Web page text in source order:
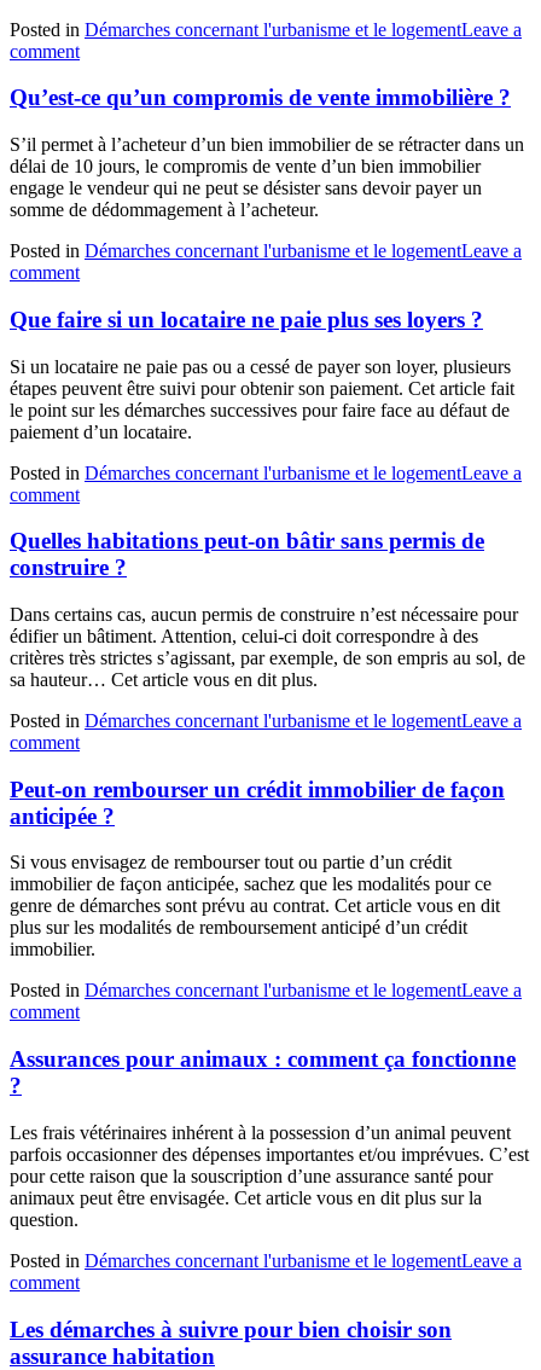
Posted in Démarches concernant l'urbanisme et le logementLeave a
comment
Qu’est-ce qu’un compromis de vente immobilière ?
S’il permet à l’acheteur d’un bien immobilier de se rétracter dans un
délai de 10 jours, le compromis de vente d’un bien immobilier
engage le vendeur qui ne peut se désister sans devoir payer un
somme de dédommagement à l’acheteur.
Posted in Démarches concernant l'urbanisme et le logementLeave a
comment
Que faire si un locataire ne paie plus ses loyers ?
Si un locataire ne paie pas ou a cessé de payer son loyer, plusieurs
étapes peuvent être suivi pour obtenir son paiement. Cet article fait
le point sur les démarches successives pour faire face au défaut de
paiement d’un locataire.
Posted in Démarches concernant l'urbanisme et le logementLeave a
comment
Quelles habitations peut-on bâtir sans permis de
construire ?
Dans certains cas, aucun permis de construire n’est nécessaire pour
édifier un bâtiment. Attention, celui-ci doit correspondre à des
critères très strictes s’agissant, par exemple, de son empris au sol, de
sa hauteur… Cet article vous en dit plus.
Posted in Démarches concernant l'urbanisme et le logementLeave a
comment
Peut-on rembourser un crédit immobilier de façon
anticipée ?
Si vous envisagez de rembourser tout ou partie d’un crédit
immobilier de façon anticipée, sachez que les modalités pour ce
genre de démarches sont prévu au contrat. Cet article vous en dit
plus sur les modalités de remboursement anticipé d’un crédit
immobilier.
Posted in Démarches concernant l'urbanisme et le logementLeave a
comment
Assurances pour animaux : comment ça fonctionne
?
Les frais vétérinaires inhérent à la possession d’un animal peuvent
parfois occasionner des dépenses importantes et/ou imprévues. C’est
pour cette raison que la souscription d’une assurance santé pour
animaux peut être envisagée. Cet article vous en dit plus sur la
question.
Posted in Démarches concernant l'urbanisme et le logementLeave a
comment
Les démarches à suivre pour bien choisir son
assurance habitation